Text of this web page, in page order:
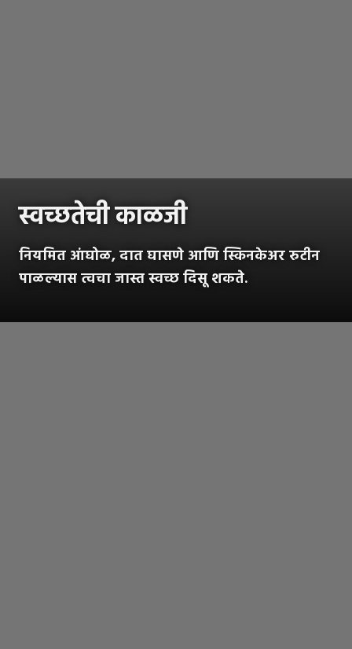
स्वच्छतेची काळजी
नियमित आंघोळ, दात घासणे आणि स्किनकेअर रुटीन
पाळल्यास त्वचा जास्त स्वच्छ दिसू शकते.